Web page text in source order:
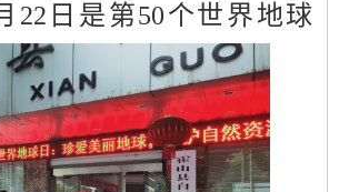
22 日是第50个世界地球